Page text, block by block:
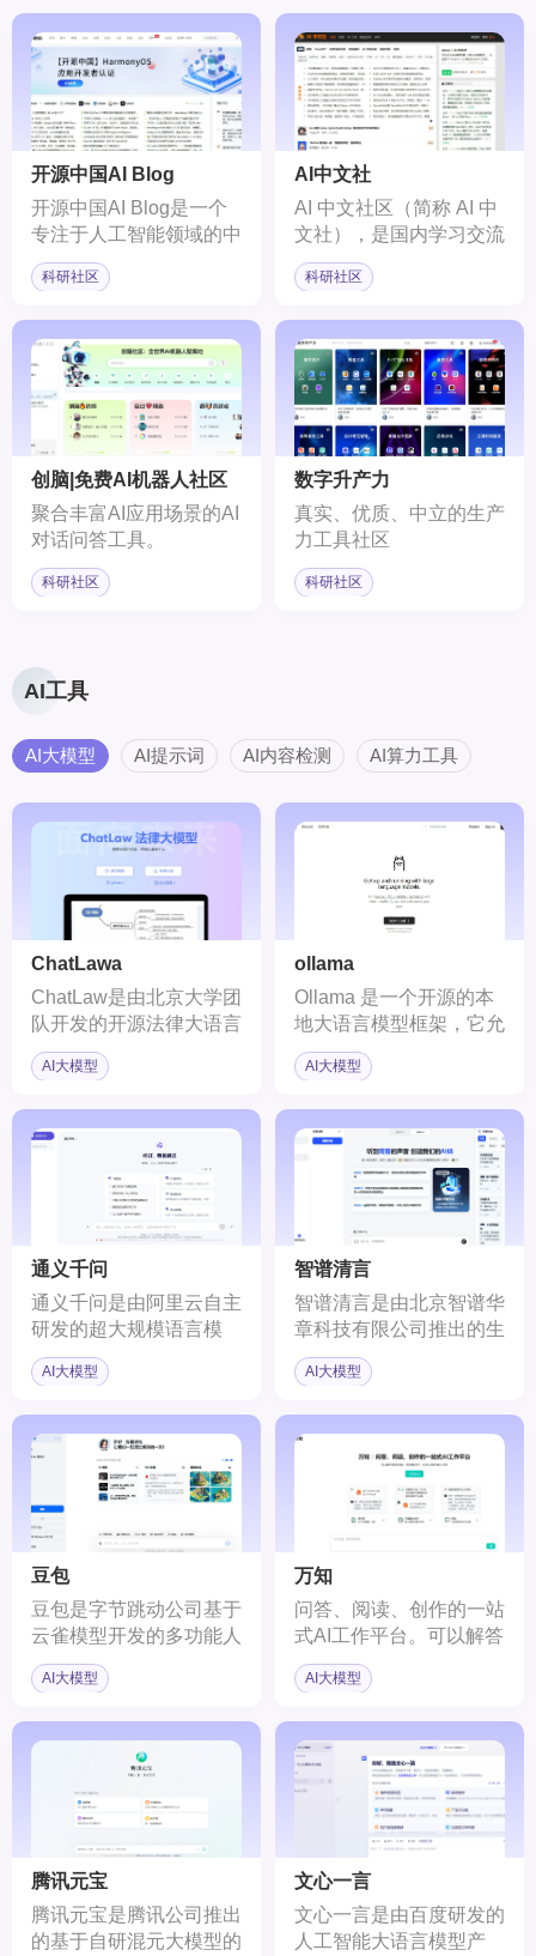
开源中国AI Blog
开源中国AI Blog是一个
专注于人工智能领域的中
文开源技术交流社区。它
为IT开发者提供了一个发
术的平台，涵盖了从软件
下载到技术分享的全方位
服务。
科研社区
AI中文社
AI 中文社区（简称 AI 中
文社），是国内学习交流
AI人工智能技术的中文社
区网站，这里可获取及贡
我们追求自由、简洁、纯
粹、分享的多元化人工智
能社区。
科研社区
创脑|免费AI机器人社区
聚合丰富AI应用场景的AI
对话问答工具。
科研社区
数字升产力
真实、优质、中立的生产
力工具社区
科研社区
AI工具
AI大模型 AI提示词 AI内容检测 AI算力工具
ChatLawa
ChatLaw是由北京大学团
队开发的开源法律大语言
模型（LLM），旨在通过
结合法律领域特定的数据
律问题处理的准确性和效
AI大模型
ollama
Ollama 是一个开源的本
地大语言模型框架，它允
许用户在本地机器上运
行、管理和使用大型语言
AI大模型
通义千问
通义千问是由阿里云自主
研发的超大规模语言模
型，它具备理解和分析用
户输入的自然语言的能
中为用户提供服务和帮
助。通义千问旨在通过其
先进的自然语言处理技
术，成为用户生活和工作
中的智能助手。
AI大模型
智谱清言
智谱清言是由北京智谱华
章科技有限公司推出的生
成式AI助手。它基于智谱
AI自主研发的中英双语对
万亿字符的文本与代码预
训练，并采用有监督微调
技术，为用户提供智能化
服务。
AI大模型
豆包
豆包是字节跳动公司基于
云雀模型开发的多功能人
工智能助手。它集成了聊
天机器人、写作助手、英
于为用户提供生活、学
习、工作中的帮助。
AI大模型
万知
问答、阅读、创作的一站
式AI工作平台。可以解答
你的问题、帮你看文件、
也可以创作演示文档。
AI大模型
腾讯元宝
腾讯元宝是腾讯公司推出
的基于自研混元大模型的
文心一言
文心一言是由百度研发的
人工智能大语言模型产